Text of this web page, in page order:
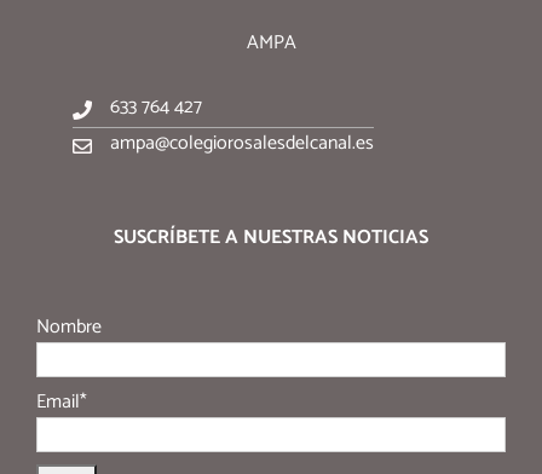
AMPA
633 764 427
ampa@colegiorosalesdelcanal.es
SUSCRÍBETE A NUESTRAS NOTICIAS
Nombre
Email*